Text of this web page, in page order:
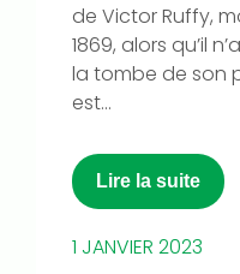
de Victor Ruffy,
1869, alors qu’il
la tombe de son
est...
Lire la suite
1 JANVIER 2023